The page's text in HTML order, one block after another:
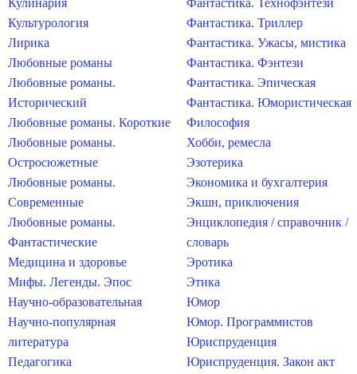
Кулинария
Культурология
Лирика
Любовные романы
Любовные романы.
Исторический
Любовные романы. Короткие
Любовные романы.
Остросюжетные
Любовные романы.
Современные
Любовные романы.
Фантастические
Медицина и здоровье
Мифы. Легенды. Эпос
Научно-образовательная
Научно-популярная
литература
Педагогика
Фантастика. Технофэнтези
Фантастика. Триллер
Фантастика. Ужасы, мистика
Фантастика. Фэнтези
Фантастика. Эпическая
Фантастика. Юмористическая
Философия
Хобби, ремесла
Эзотерика
Экономика и бухгалтерия
Экшн, приключения
Энциклопедия / справочник /
словарь
Эротика
Этика
Юмор
Юмор. Программистов
Юриспруденция
Юриспруденция. Закон акт